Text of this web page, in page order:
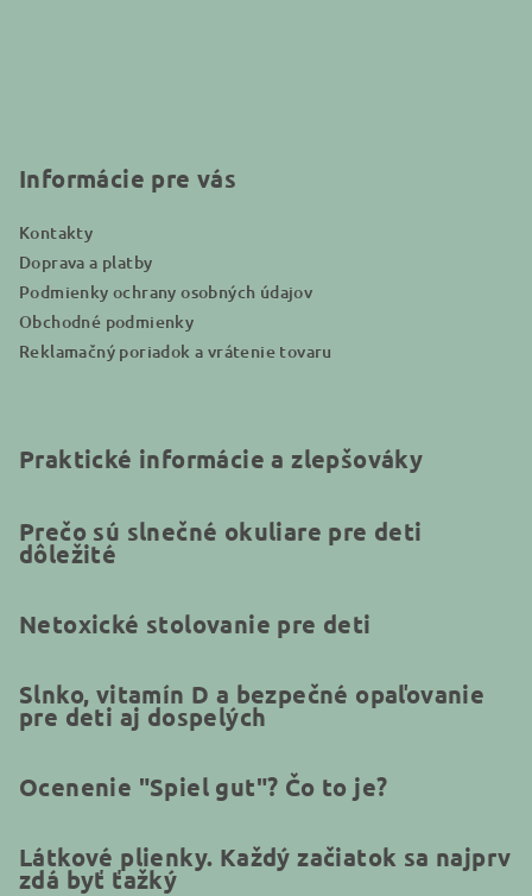
Informácie pre vás
Kontakty
Doprava a platby
Podmienky ochrany osobných údajov
Obchodné podmienky
Reklamačný poriadok a vrátenie tovaru
Praktické informácie a zlepšováky
Prečo sú slnečné okuliare pre deti
dôležité
Netoxické stolovanie pre deti
Slnko, vitamín D a bezpečné opaľovanie
pre deti aj dospelých
Ocenenie "Spiel gut"? Čo to je?
Látkové plienky. Každý začiatok sa najprv
zdá byť ťažký